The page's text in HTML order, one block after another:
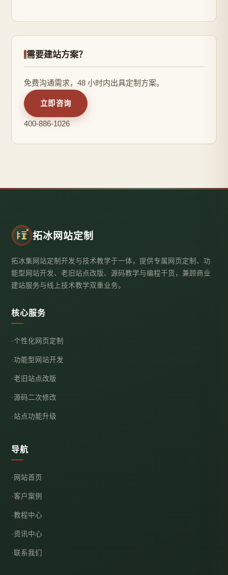
需要建站方案？
免费沟通需求，48 小时内出具定制方案。
立即咨询
400-886-1026
拓冰网站定制
拓冰集网站定制开发与技术教学于一体，提供专属网页定制、功
能型网站开发、老旧站点改版、源码教学与编程干货，兼顾商业
建站服务与线上技术教学双重业务。
核心服务
个性化网页定制
功能型网站开发
老旧站点改版
源码二次修改
站点功能升级
导航
网站首页
客户案例
教程中心
资讯中心
联系我们